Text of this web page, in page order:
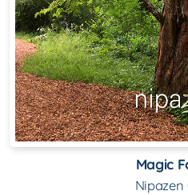
Magic
Nipazen